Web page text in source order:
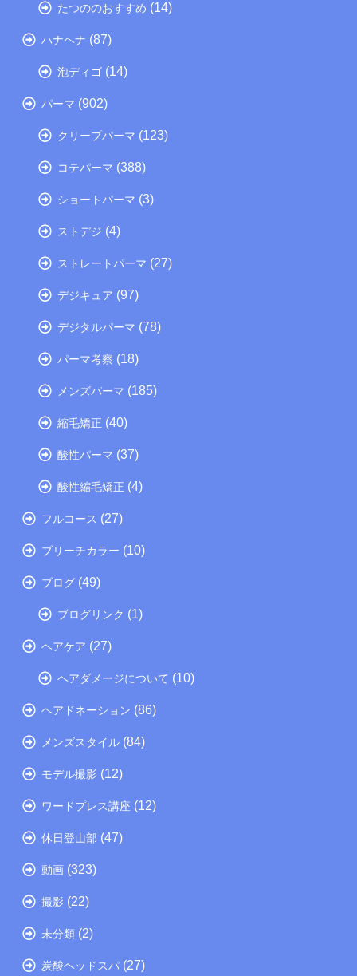
たつののおすすめ (14)
ハナヘナ (87)
泡ディゴ (14)
パーマ (902)
クリープパーマ (123)
コテパーマ (388)
ショートパーマ (3)
ストデジ (4)
ストレートパーマ (27)
デジキュア (97)
デジタルパーマ (78)
パーマ考察 (18)
メンズパーマ (185)
縮毛矯正 (40)
酸性パーマ (37)
酸性縮毛矯正 (4)
フルコース (27)
ブリーチカラー (10)
ブログ (49)
ブログリンク (1)
ヘアケア (27)
ヘアダメージについて (10)
ヘアドネーション (86)
メンズスタイル (84)
モデル撮影 (12)
ワードプレス講座 (12)
休日登山部 (47)
動画 (323)
撮影 (22)
未分類 (2)
炭酸ヘッドスパ (27)